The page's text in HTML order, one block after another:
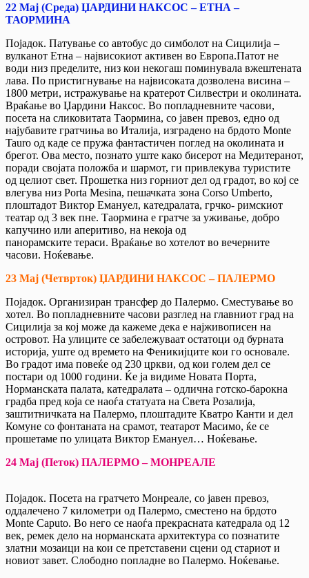
22 Мај (Среда) ЏАРДИНИ НАКСОС – ЕТНА –
ТАОРМИНА
Појадок. Патување со автобус до симболот на Сицилија –
вулканот Етна – највисокиот активен во Европа.Патот не
води низ пределите, низ кои некогаш поминувала вжештената
лава. По пристигнување на највисоката дозволена висина –
1800 метри, истражување на кратерот Силвестри и околината.
Враќање во Џардини Наксос. Во попладневните часови,
посета на сликовитата Таормина, со јавен превоз, едно од
најубавите гратчиња во Италија, изградено на брдото Monte
Tauro од каде се пружа фантастичен поглед на околината и
брегот. Ова место, познато уште како бисерот на Медитеранот,
поради својата положба и шармот, ги привлекува туристите
од целиот свет. Прошетка низ горниот дел од градот, во кој се
влегува низ Porta Mesina, пешачката зона Corso Umberto,
плоштадот Виктор Емануел, катедралата, грчко- римскиот
театар од 3 век пне. Таормина е гратче за уживање, добро
капучино или аперитиво, на некоја од
панорамските тераси. Враќање во хотелот во вечерните
часови. Ноќевање.
23 Мај (Четврток) ЏАРДИНИ НАКСОС – ПАЛЕРМО
Појадок. Организиран трансфер до Палермо. Сместување во
хотел. Во попладневните часови разглед на главниот град на
Сицилија за кој може да кажеме дека е најживописен на
островот. На улиците се забележуваат остатоци од бурната
историја, уште од времето на Феникијците кои го основале.
Во градот има повеќе од 230 цркви, од кои голем дел се
постари од 1000 години. Ќе ја видиме Новата Порта,
Норманската палата, катедралата – одлична готско-барокна
градба пред која се наоѓа статуата на Света Розалија,
заштитничката на Палермо, плоштадите Кватро Канти и дел
Комуне со фонтаната на срамот, театарот Масимо, ќе се
прошетаме по улицата Виктор Емануел… Ноќевање.
24 Мај (Петок) ПАЛЕРМО – МОНРЕАЛЕ
Појадок. Посета на гратчето Монреале, со јавен превоз,
оддалечено 7 километри од Палермо, сместено на брдото
Monte Caputo. Во него се наоѓа прекрасната катедрала од 12
век, ремек дело на норманската архитектура со познатите
златни мозаици на кои се претставени сцени од стариот и
новиот завет. Слободно попладне во Палермо. Ноќевање.